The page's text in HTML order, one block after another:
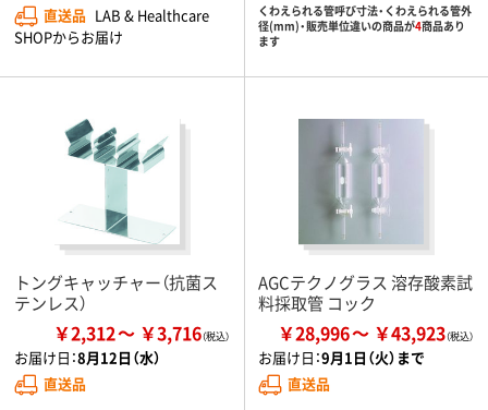
直送品 LAB & Healthcare
SHOPからお届け
くわえられる管呼び寸法・くわえられる管外
径(mm)・販売単位違いの商品が4商品あり
ます
トングキャッチャー（抗菌ス
テンレス）
￥2,312 ￥3,716
お届け日：8月12日（水）
直送品
AGCテクノグラス 溶存酸素試
料採取管 コック
￥28,996 ￥43,923
お届け日：9月1日（火）まで
直送品